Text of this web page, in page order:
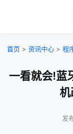
首页 > 资讯中心 > 程
一看就会!蓝
发